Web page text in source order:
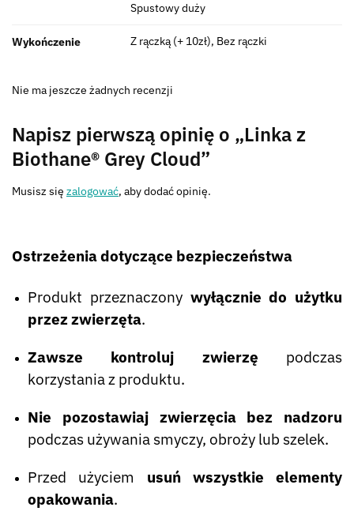
Spustowy duży
Wykończenie Z rączką (+ 10zł), Bez rączki
Nie ma jeszcze żadnych recenzji
Napisz pierwszą opinię o „Linka z
Biothane® Grey Cloud”
Musisz się zalogować, aby dodać opinię.
Ostrzeżenia dotyczące bezpieczeństwa
Produkt przeznaczony wyłącznie do użytku
przez zwierzęta.
Zawsze kontroluj zwierzę podczas
korzystania z produktu.
Nie pozostawiaj zwierzęcia bez nadzoru
podczas używania smyczy, obroży lub szelek.
Przed użyciem usuń wszystkie elementy
opakowania.